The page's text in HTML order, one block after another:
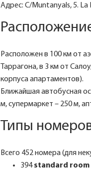
Адрес: C/Muntanyals, 5. La
Расположен в 100 км от
Таррагона, в 3 км от
корпуса апартаментов).
Ближайшая автобусная
м, супермаркет – 250 м,
Типы номеров
Всего 452 номера (для
394standard room